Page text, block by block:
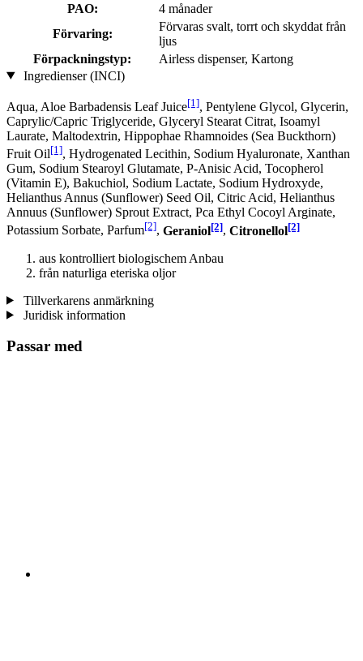
PAO:
4 månader
Förvaring:
Förvaras svalt, torrt och skyddat från
ljus
Förpackningstyp:
Airless dispenser, Kartong
Ingredienser (INCI)
Aqua, Aloe Barbadensis Leaf Juice[1], Pentylene Glycol, Glycerin,
Caprylic/Capric Triglyceride, Glyceryl Stearat Citrat, Isoamyl
Laurate, Maltodextrin, Hippophae Rhamnoides (Sea Buckthorn)
Fruit Oil[1], Hydrogenated Lecithin, Sodium Hyaluronate, Xanthan
Gum, Sodium Stearoyl Glutamate, P-Anisic Acid, Tocopherol
(Vitamin E), Bakuchiol, Sodium Lactate, Sodium Hydroxyde,
Helianthus Annus (Sunflower) Seed Oil, Citric Acid, Helianthus
Annuus (Sunflower) Sprout Extract, Pca Ethyl Cocoyl Arginate,
Potassium Sorbate, Parfum[2], Geraniol[2], Citronellol[2]
aus kontrolliert biologischem Anbau
från naturliga eteriska oljor
Tillverkarens anmärkning
Juridisk information
Passar med